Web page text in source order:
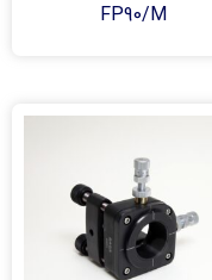
FP90/M